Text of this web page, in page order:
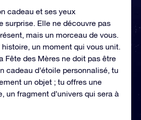
cadeau et ses yeux
surprise. Elle ne découvre pas
mais un morceau de vous.
un moment qui vous unit.
Fête des Mères ne doit pas être
cadeau d’étoile personnalisé, tu
un objet ; tu offres une
un fragment d’univers qui sera à